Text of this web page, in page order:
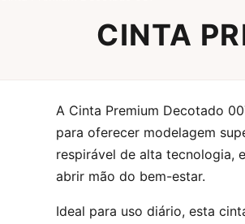
CINTA
A Cinta Premium Decotado
para oferecer modelagem
respirável de alta tecnologia,
abrir mão do bem-estar.
Ideal para uso diário, esta